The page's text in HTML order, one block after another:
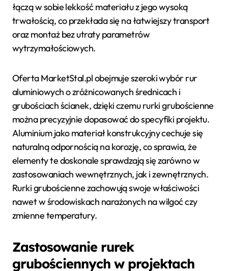
łączą w sobie lekkość materiału z jego wysoką
trwałością, co przekłada się na łatwiejszy transport
oraz montaż bez utraty parametrów
wytrzymałościowych.
Oferta MarketStal.pl obejmuje szeroki wybór rur
aluminiowych o zróżnicowanych średnicach i
grubościach ścianek, dzięki czemu rurki grubościenne
można precyzyjnie dopasować do specyfiki projektu.
Aluminium jako materiał konstrukcyjny cechuje się
naturalną odpornością na korozję, co sprawia, że
elementy te doskonale sprawdzają się zarówno w
zastosowaniach wewnętrznych, jak i zewnętrznych.
Rurki grubościenne zachowują swoje właściwości
nawet w środowiskach narażonych na wilgoć czy
zmienne temperatury.
Zastosowanie rurek
grubościennych w projektach